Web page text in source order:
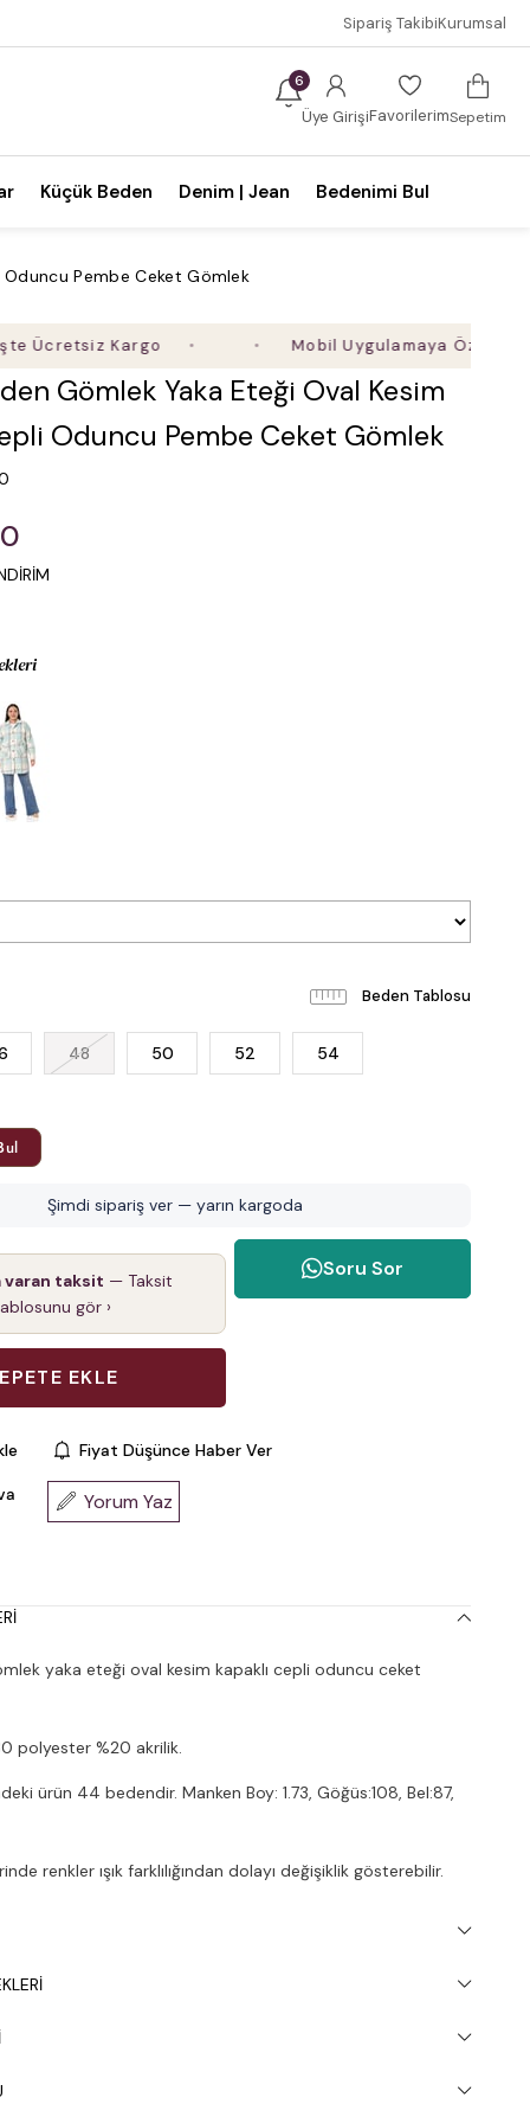
Sipariş TakibiKurumsal
6
Üye GirişiFavorilerimSepetim
Küçük Beden Denim | Jean Bedenimi Bul
Oduncu Pembe Ceket Gömlek
Kargo Mobil Uygulamaya Özel Ek %5
Gömlek Yaka Eteği Oval Kesim
Oduncu Pembe Ceket Gömlek
Beden Tablosu
48 50 52 54
Şimdi sipariş ver — yarın kargoda
varan taksit — Taksit
gör ›
Soru Sor
Fiyat Düşünce Haber Ver
Yorum Yaz
yaka eteği oval kesim kapaklı cepli oduncu ceket
polyester %20 akrilik.
ürün 44 bedendir. Manken Boy: 1.73, Göğüs:108, Bel:87,
renkler ışık farklılığından dolayı değişiklik gösterebilir.